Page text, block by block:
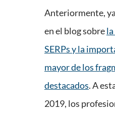
Anteriormente,
en el blog sobrela
SERPs y la
mayor de los
destacados. A
2019, los